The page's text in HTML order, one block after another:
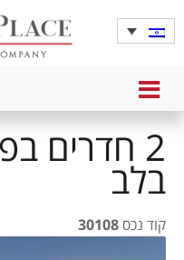
MENU
2 חדרים
בלב
קוד נכס30108